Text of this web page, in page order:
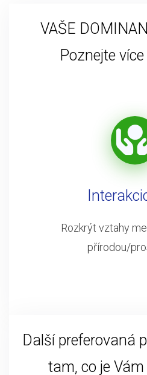
VAŠE
Poznejte
Rozkrýt vztahy
přírodou/
Další preferovaná
tam, co je